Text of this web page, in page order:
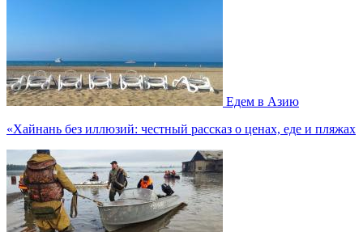
Едем в Азию
«Хайнань без иллюзий: честный рассказ о ценах, еде и пляжах